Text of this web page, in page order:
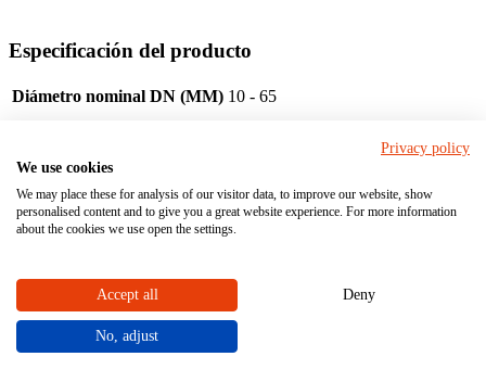
Especificación del producto
Diámetro nominal DN (MM) 10 - 65
Tuerca de unión
Página principal
Propiedades
Privacy policy
We use cookies
We may place these for analysis of our visitor data, to improve our website, show
personalised content and to give you a great website experience. For more information
about the cookies we use open the settings.
Accept all Deny
No, adjust